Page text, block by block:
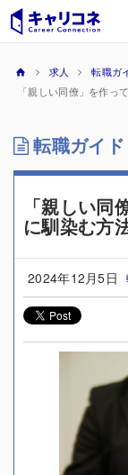
求人 転職ガ
「親しい同僚」を作っ
転職ガイド
「親しい
に馴染む方
2024年12月5日